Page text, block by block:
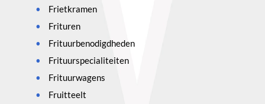
Frietkramen
Frituren
Frituurbenodigdheden
Frituurspecialiteiten
Frituurwagens
Fruitteelt